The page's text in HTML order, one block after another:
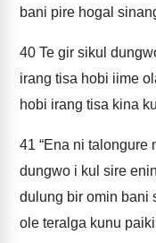
bani pire hogal
40 Te gir sikul
irang tisa hobi iime
hobi irang tisa kina
41 “Ena ni talongure
dungwo i kul sire
dulung bir omin bani
ole teralga kunu